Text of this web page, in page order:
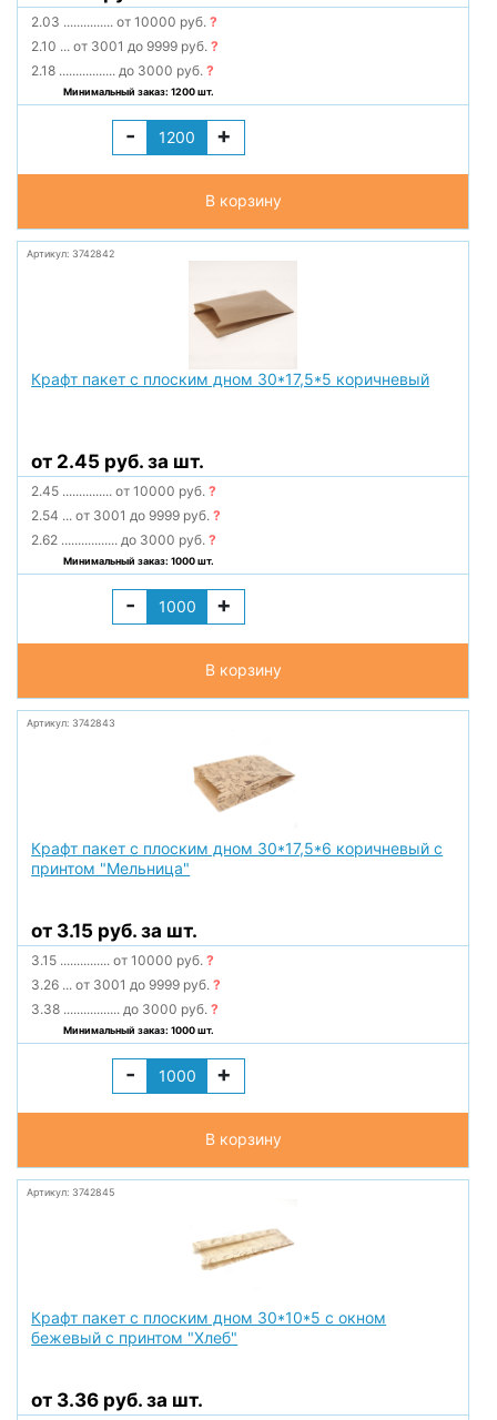
2.03 ............... от 10000 руб.?
2.10 ... от 3001 до 9999 руб.?
2.18 ................. до 3000 руб.?
Минимальный заказ: 1200 шт.
- +
В корзину
Артикул: 3742842
Крафт пакет с плоским дном 30*17,5*5 коричневый
от 2.45 руб. за шт.
2.45 ............... от 10000 руб.?
2.54 ... от 3001 до 9999 руб.?
2.62 ................. до 3000 руб.?
Минимальный заказ: 1000 шт.
- +
В корзину
Артикул: 3742843
Крафт пакет с плоским дном 30*17,5*6 коричневый с
принтом "Мельница"
от 3.15 руб. за шт.
3.15 ............... от 10000 руб.?
3.26 ... от 3001 до 9999 руб.?
3.38 ................. до 3000 руб.?
Минимальный заказ: 1000 шт.
- +
В корзину
Артикул: 3742845
Крафт пакет с плоским дном 30*10*5 с окном
бежевый с принтом "Хлеб"
от 3.36 руб. за шт.